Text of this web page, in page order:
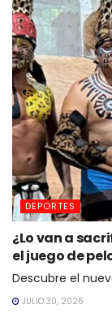
DEPORTES
¿Lo van a
el juego de
Descubre el
JULIO 30, 2026